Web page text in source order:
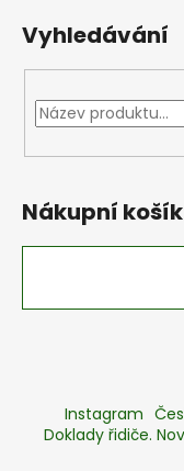
Vyhledávání
Nákupní košík
Instagram
Doklady řidiče.